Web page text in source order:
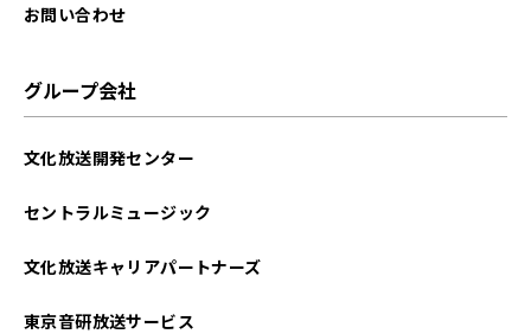
お問い合わせ
グループ会社
文化放送開発センター
セントラルミュージック
文化放送キャリアパートナーズ
東京音研放送サービス